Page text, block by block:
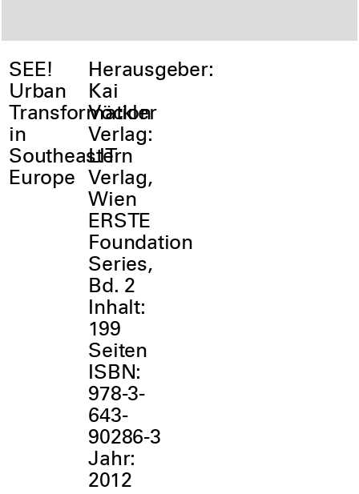
SEE!
Urban
Transformation
in
Southeastern
Europe
Herausgeber:
Kai
Vöckler
Verlag:
LIT
Verlag,
Wien
ERSTE
Foundation
Series,
Bd. 2
Inhalt:
199
Seiten
ISBN:
978-3-
643-
90286-3
Jahr:
2012